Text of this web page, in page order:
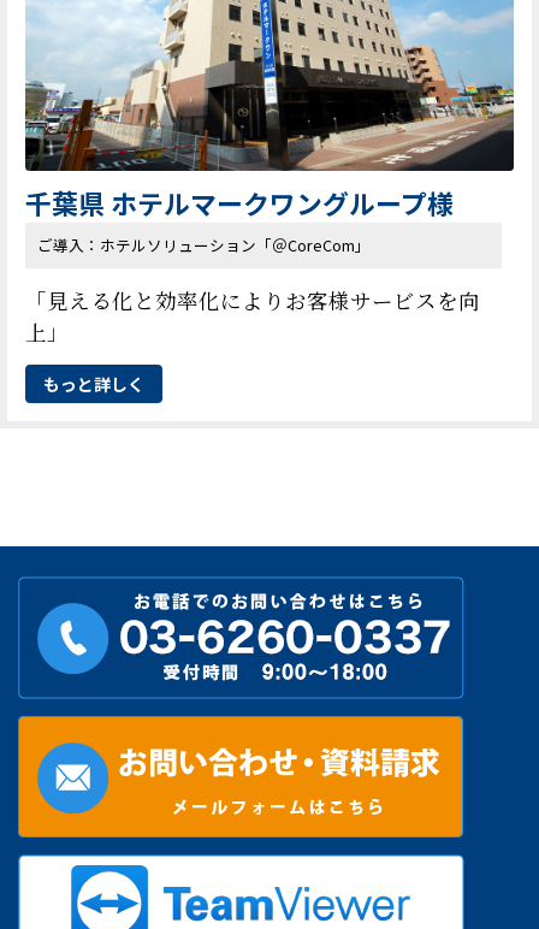
千葉県 ホテルマークワングループ様
ご導入：ホテルソリューション「＠CoreCom」
「見える化と効率化によりお客様サービスを向
上」
もっと詳しく